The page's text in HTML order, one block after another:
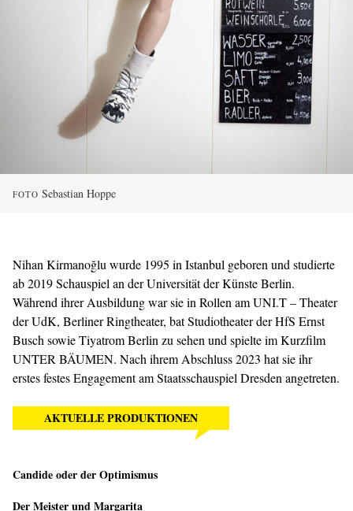
FOTO Sebastian Hoppe
Nihan Kirmanoğlu wurde 1995 in Istanbul geboren und studierte
ab 2019 Schauspiel an der Universität der Künste Berlin.
Während ihrer Ausbildung war sie in Rollen am UNI.T – Theater
der UdK, Berliner Ringtheater, bat Studiotheater der HfS Ernst
Busch sowie Tiyatrom Berlin zu sehen und spielte im Kurzfilm
UNTER BÄUMEN. Nach ihrem Abschluss 2023 hat sie ihr
erstes festes Engagement am Staatsschauspiel Dresden angetreten.
AKTUELLE PRODUKTIONEN
Candide oder der Optimismus
Der Meister und Margarita